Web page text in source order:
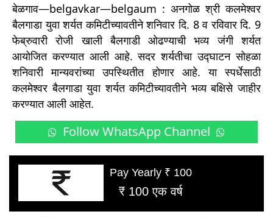
बेळगाव—belgavkar—belgaum : अनगोळ श्री कलमेश्वर
बैलगाडा युवा शर्यत कमिटीच्यावतीने शनिवार दि. 8 व रविवार दि. 9
फेब्रुवारी रोजी खाली बैलगाडी ओढण्याची भव्य जंगी शर्यत
आयोजित करण्यात आली आहे. सदर शर्यतीचा उद्घाटन सोहळा
शनिवारी मान्यवरांच्या उपस्थितीत होणार आहे. या स्पर्धेसाठी
कलमेश्वर बैलगाडा युवा शर्यत कमिटीच्यावतीने भव्य बक्षिसे जाहीर
करण्यात आली आहेत.
Follow WhatsApp Channel
Pay Yearly ₹ 100
₹ 100 एक वर्ष